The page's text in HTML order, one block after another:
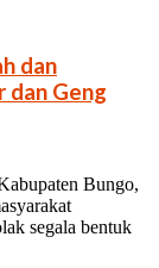
dan
dan Geng
Bungo,
segala bentuk